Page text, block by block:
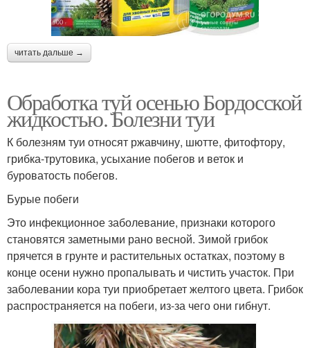
читать дальше →
Обработка туй осенью Бордосской
жидкостью. Болезни туи
К болезням туи относят ржавчину, шютте, фитофтору,
грибка-трутовика, усыхание побегов и веток и
буроватость побегов.
Бурые побеги
Это инфекционное заболевание, признаки которого
становятся заметными рано весной. Зимой грибок
прячется в грунте и растительных остатках, поэтому в
конце осени нужно пропалывать и чистить участок. При
заболевании кора туи приобретает желтого цвета. Грибок
распространяется на побеги, из-за чего они гибнут.